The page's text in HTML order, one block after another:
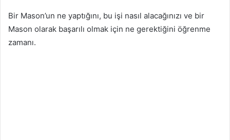
Bir Mason’un ne yaptığını, bu işi nasıl alacağınızı ve bir
Mason olarak başarılı olmak için ne gerektiğini öğrenme
zamanı.